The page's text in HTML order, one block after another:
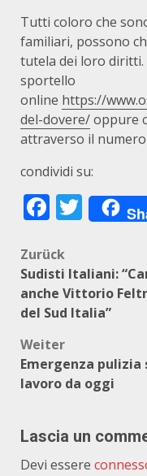
Tutti coloro che
familiari, possono
tutela dei loro diritti.
sportello
online https://
del-dovere/oppure
attraverso il
condividi su:
Zurück
Sudisti Italiani:
anche Vittorio
del Sud Italia”
Weiter
Emergenza
lavoro da oggi
Lascia un
Devi essere